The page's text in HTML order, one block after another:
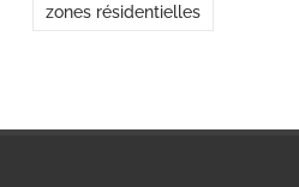
zones résidentielles